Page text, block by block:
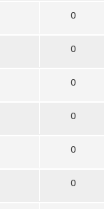
0
0
0
0
0
0